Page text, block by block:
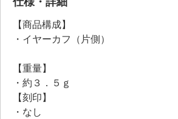
お手持ちのイヤリング／ピアスと重ね
です。
着。
自然にフィットする位置がベストポジ
【商品構成】
・イヤーカフ（片側）
【重量】
・約３．５ｇ
【刻印】
・なし